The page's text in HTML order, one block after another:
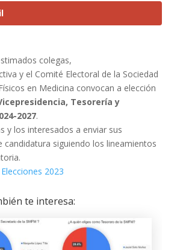
colegas,
y el Comité Electoral de la Sociedad
en Medicina convocan a elección
Tesorería y
2027.
y los interesados a enviar sus
candidatura siguiendo los lineamientos
2023
te interesa: